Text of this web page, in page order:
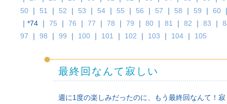
50 ｜ 51 ｜ 52 ｜ 53 ｜ 54 ｜ 55 ｜ 56 ｜ 57 ｜ 58 ｜ 59 ｜ 60
｜*74 ｜ 75 ｜ 76 ｜ 77 ｜ 78 ｜ 79 ｜ 80 ｜ 81 ｜ 82 ｜ 83 ｜
97 ｜ 98 ｜ 99 ｜ 100 ｜ 101 ｜ 102 ｜ 103 ｜ 104 ｜ 105
最終回なんて寂しい
週に1度の楽しみだったのに、もう最終回なんて！